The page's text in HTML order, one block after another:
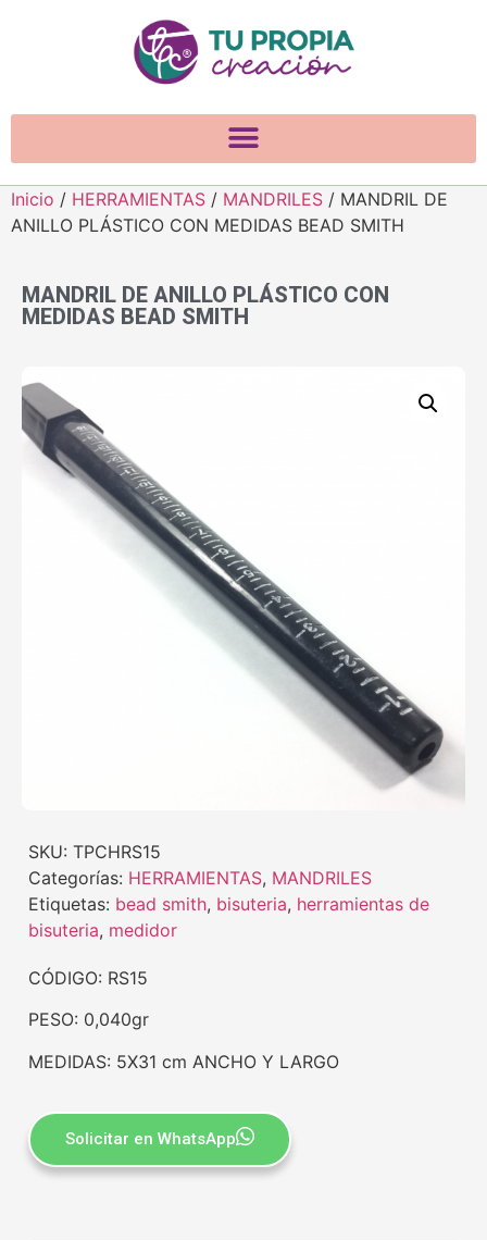
Inicio / HERRAMIENTAS / MANDRILES / MANDRIL DE
ANILLO PLÁSTICO CON MEDIDAS BEAD SMITH
MANDRIL DE ANILLO PLÁSTICO CON
MEDIDAS BEAD SMITH
SKU: TPCHRS15
Categorías: HERRAMIENTAS, MANDRILES
Etiquetas: bead smith, bisuteria, herramientas de
bisuteria, medidor
CÓDIGO: RS15
PESO: 0,040gr
MEDIDAS: 5X31 cm ANCHO Y LARGO
Solicitar en WhatsApp